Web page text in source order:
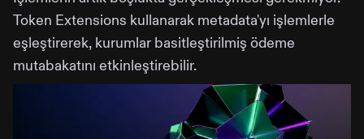
Token Extensions kullanarak metadata'yı işlemlerle
eşleştirerek, kurumlar basitleştirilmiş ödeme
mutabakatını etkinleştirebilir.